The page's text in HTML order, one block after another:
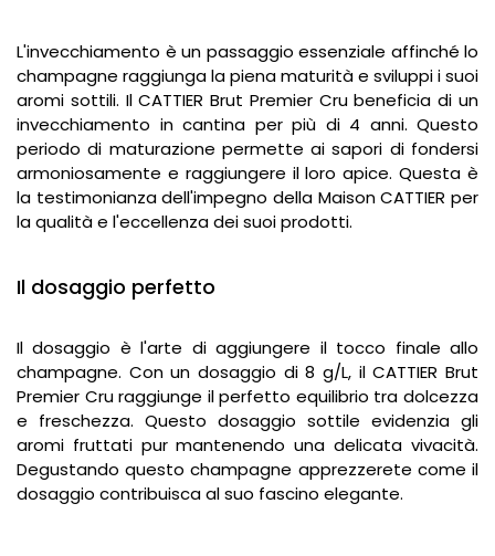
L'invecchiamento è un passaggio essenziale affinché lo
champagne raggiunga la piena maturità e sviluppi i suoi
aromi sottili. Il CATTIER Brut Premier Cru beneficia di un
invecchiamento in cantina per più di 4 anni. Questo
periodo di maturazione permette ai sapori di fondersi
armoniosamente e raggiungere il loro apice. Questa è
la testimonianza dell'impegno della Maison CATTIER per
la qualità e l'eccellenza dei suoi prodotti.
Il dosaggio perfetto
Il dosaggio è l'arte di aggiungere il tocco finale allo
champagne. Con un dosaggio di 8 g/L, il CATTIER Brut
Premier Cru raggiunge il perfetto equilibrio tra dolcezza
e freschezza. Questo dosaggio sottile evidenzia gli
aromi fruttati pur mantenendo una delicata vivacità.
Degustando questo champagne apprezzerete come il
dosaggio contribuisca al suo fascino elegante.